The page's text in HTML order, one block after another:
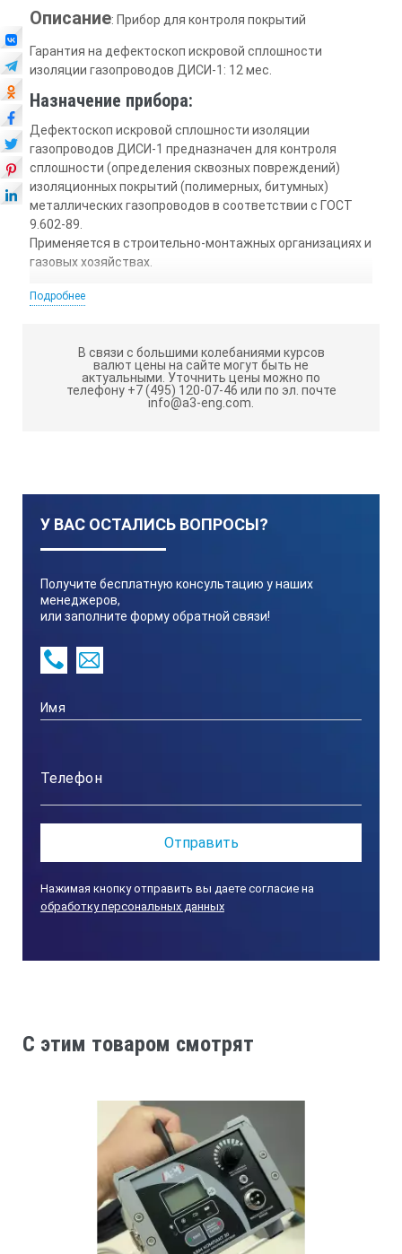
Описание: Прибор для контроля покрытий
Гарантия на дефектоскоп искровой сплошности
изоляции газопроводов ДИСИ-1: 12 мес.
Назначение прибора:
Дефектоскоп искровой сплошности изоляции
газопроводов ДИСИ-1 предназначен для контроля
сплошности (определения сквозных повреждений)
изоляционных покрытий (полимерных, битумных)
металлических газопроводов в соответствии с ГОСТ
9.602-89.
Применяется в строительно-монтажных организациях и
газовых хозяйствах.
Технические характеристики дефектоскопа
искрового сплошности изоляции
Напряжение питания, В
Потребляемая мощность, Вт, не более
Скорость перемещения контрольного щупа вдоль
Виды индикации:
Подробнее
В связи с большими колебаниями курсов
валют цены на сайте могут быть не
актуальными. Уточнить цены можно по
телефону +7 (495) 120-07-46 или по эл. почте
info@a3-eng.com.
У ВАС ОСТАЛИСЬ ВОПРОСЫ?
Получите бесплатную консультацию у наших
менеджеров,
или заполните форму обратной связи!
Нажимая кнопку отправить вы даете согласие на
обработку персональных данных
C этим товаром смотрят